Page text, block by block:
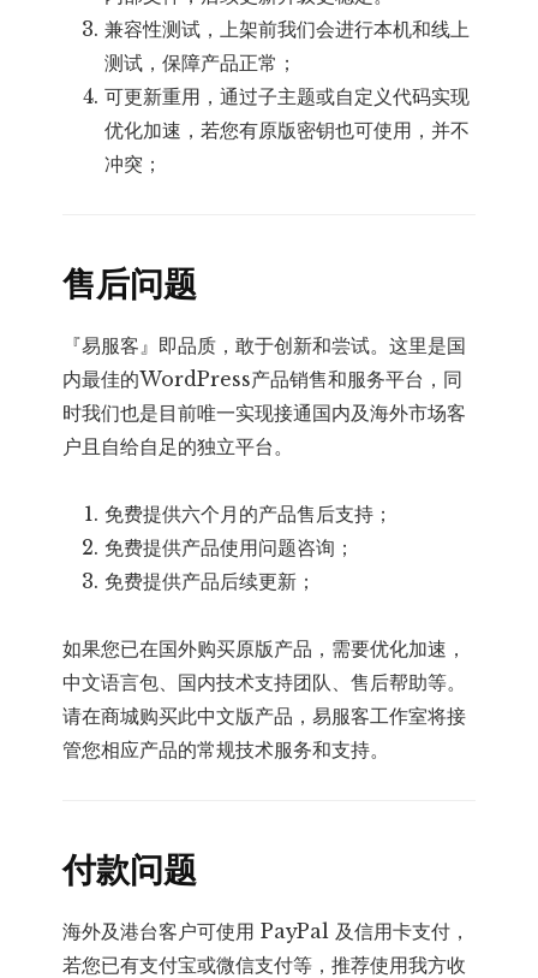
兼容性测试，上架前我们会进行本机和线上
测试，保障产品正常；
可更新重用，通过子主题或自定义代码实现
优化加速，若您有原版密钥也可使用，并不
冲突；
售后问题
『易服客』即品质，敢于创新和尝试。这里是国
内最佳的WordPress产品销售和服务平台，同
时我们也是目前唯一实现接通国内及海外市场客
户且自给自足的独立平台。
免费提供六个月的产品售后支持；
免费提供产品使用问题咨询；
免费提供产品后续更新；
如果您已在国外购买原版产品，需要优化加速，
中文语言包、国内技术支持团队、售后帮助等。
请在商城购买此中文版产品，易服客工作室将接
管您相应产品的常规技术服务和支持。
付款问题
海外及港台客户可使用 PayPal 及信用卡支付，
若您已有支付宝或微信支付等，推荐使用我方收